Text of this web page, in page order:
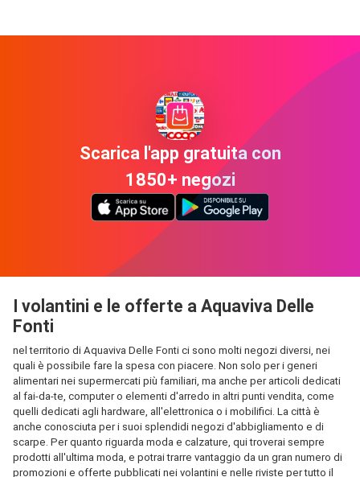
Scarica l'app gratuita con
1850+ negozi
I volantini e le offerte a Aquaviva Delle
Fonti
nel territorio di Aquaviva Delle Fonti ci sono molti negozi diversi, nei
quali è possibile fare la spesa con piacere. Non solo per i generi
alimentari nei supermercati più familiari, ma anche per articoli dedicati
al fai-da-te, computer o elementi d'arredo in altri punti vendita, come
quelli dedicati agli hardware, all'elettronica o i mobilifici. La città è
anche conosciuta per i suoi splendidi negozi d'abbigliamento e di
scarpe. Per quanto riguarda moda e calzature, qui troverai sempre
prodotti all'ultima moda, e potrai trarre vantaggio da un gran numero di
promozioni e offerte pubblicati nei volantini e nelle riviste per tutto il